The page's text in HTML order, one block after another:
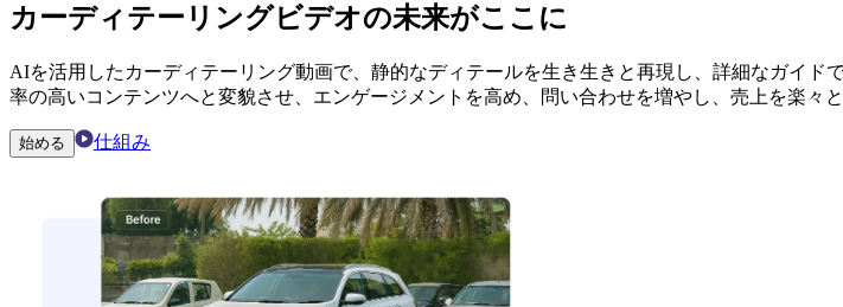
カーディテーリングビデオの未来がここに
AIを活用したカーディテーリング動画で、静的なディテールを生き生きと再現し、詳細なガイ
率の高いコンテンツへと変貌させ、エンゲージメントを高め、問い合わせを増やし、売上を楽々と
始める 仕組み